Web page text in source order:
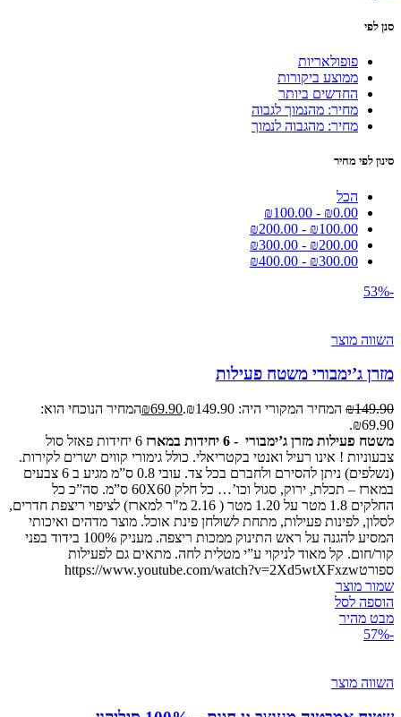
סנן לפי
פופולאריות
ממוצע ביקורות
החדשים ביותר
מחיר: מהנמוך לגבוה
מחיר: מהגבוה לנמוך
סינון לפי מחיר
הכל
₪0.00
-
₪100.00
₪100.00
-
₪200.00
₪200.00
-
₪300.00
₪300.00
-
₪400.00
-53%
השווה מוצר
מזרן ג’ימבורי משטח פעילות
₪149.90 המחיר המקורי היה: ₪149.90. ₪69.90
המחיר הנוכחי הוא:
₪69.90.
משטח פעילות מזרן ג’ימבורי - 6 יחידות במארז
6 יחידות פאזל סול
צבעוניות ! אינו רעיל ואנטי בקטריאלי. כולל גימורי קווים ישרים לקירות.
(נשלפים) ניתן להסירם ולחברם בכל צד. עובי 0.8 ס”מ מגיע ב 6 צבעים
במארז – תכלת, ירוק, סגול וכו’… כל חלק 60X60 ס”מ. סה”כ כל
החלקים 1.8 מטר על 1.20 מטר ( 2.16 מ"ר למארז) לציפוי ריצפת חדרים,
לסלון, לפינות פעילות, מתחת לשולחן פינת אוכל. מוצר מדהים ואיכותי
המסיע להגנה על ראש התינוק ממכות ריצפה. מעניק 100% בידוד בפני
קור/חום. קל מאוד לניקוי ע”י מטלית לחה. מתאים גם לפעילות
ספורטhttps://www.youtube.com/watch?v=2Xd5wtXFxzw
שמור מוצר
הוספה לסל
מבט מהיר
-57%
השווה מוצר